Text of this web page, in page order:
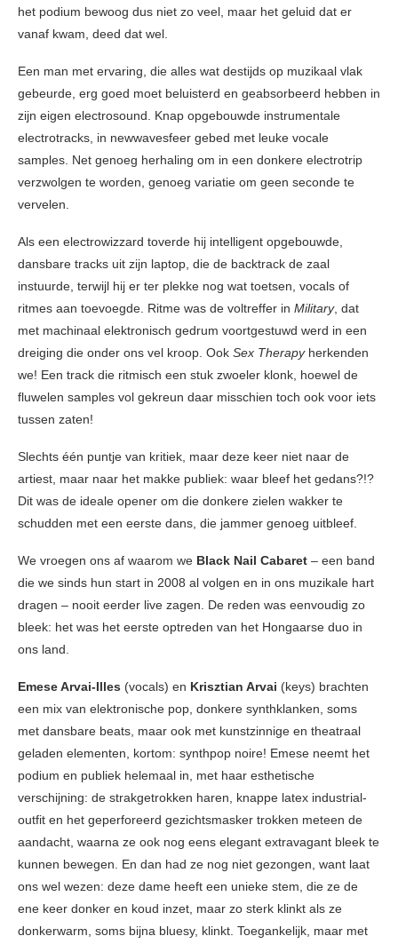
het podium bewoog dus niet zo veel, maar het geluid dat er
vanaf kwam, deed dat wel.
Een man met ervaring, die alles wat destijds op muzikaal vlak
gebeurde, erg goed moet beluisterd en geabsorbeerd hebben in
zijn eigen electrosound. Knap opgebouwde instrumentale
electrotracks, in newwavesfeer gebed met leuke vocale
samples. Net genoeg herhaling om in een donkere electrotrip
verzwolgen te worden, genoeg variatie om geen seconde te
vervelen.
Als een electrowizzard toverde hij intelligent opgebouwde,
dansbare tracks uit zijn laptop, die de backtrack de zaal
instuurde, terwijl hij er ter plekke nog wat toetsen, vocals of
ritmes aan toevoegde. Ritme was de voltreffer in Military, dat
met machinaal elektronisch gedrum voortgestuwd werd in een
dreiging die onder ons vel kroop. Ook Sex Therapyherkenden
we! Een track die ritmisch een stuk zwoeler klonk, hoewel de
fluwelen samples vol gekreun daar misschien toch ook voor iets
tussen zaten!
Slechts één puntje van kritiek, maar deze keer niet naar de
artiest, maar naar het makke publiek: waar bleef het gedans?!?
Dit was de ideale opener om die donkere zielen wakker te
schudden met een eerste dans, die jammer genoeg uitbleef.
We vroegen ons af waarom we Black Nail Cabaret – een band
die we sinds hun start in 2008 al volgen en in ons muzikale hart
dragen – nooit eerder live zagen. De reden was eenvoudig zo
bleek: het was het eerste optreden van het Hongaarse duo in
ons land.
Emese Arvai‑Illes (vocals) en Krisztian Arvai (keys) brachten
een mix van elektronische pop, donkere synthklanken, soms
met dansbare beats, maar ook met kunstzinnige en theatraal
geladen elementen, kortom: synthpop noire! Emese neemt het
podium en publiek helemaal in, met haar esthetische
verschijning: de strakgetrokken haren, knappe latex industrial-
outfit en het geperforeerd gezichtsmasker trokken meteen de
aandacht, waarna ze ook nog eens elegant extravagant bleek te
kunnen bewegen. En dan had ze nog niet gezongen, want laat
ons wel wezen: deze dame heeft een unieke stem, die ze de
ene keer donker en koud inzet, maar zo sterk klinkt als ze
donkerwarm, soms bijna bluesy, klinkt. Toegankelijk, maar met